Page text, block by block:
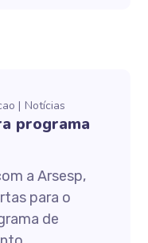
Notícias
programa
a Arsesp,
para o
de